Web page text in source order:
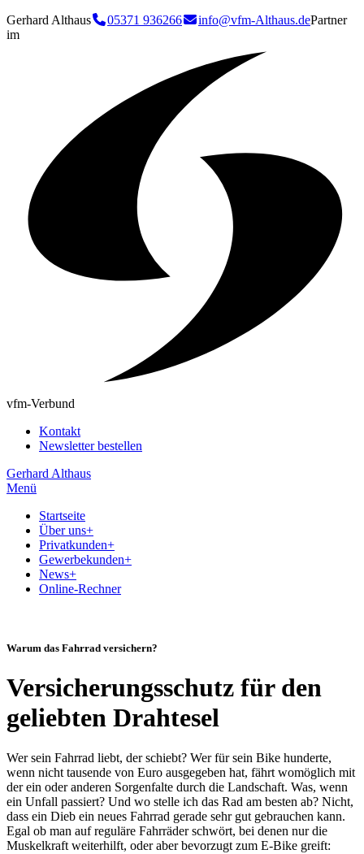
Gerhard Althaus 05371 936266 info@vfm-Althaus.dePartner
im
vfm-Verbund
Kontakt
Newsletter bestellen
Gerhard Althaus
Menü
Startseite
Über uns+
Privatkunden+
Gewerbekunden+
News+
Online-Rechner
Warum das Fahrrad versichern?
Versicherungsschutz für den
geliebten Drahtesel
Wer sein Fahrrad liebt, der schiebt? Wer für sein Bike hunderte,
wenn nicht tausende von Euro ausgegeben hat, fährt womöglich mit
der ein oder anderen Sorgenfalte durch die Landschaft. Was, wenn
ein Unfall passiert? Und wo stelle ich das Rad am besten ab? Nicht,
dass ein Dieb ein neues Fahrrad gerade sehr gut gebrauchen kann.
Egal ob man auf reguläre Fahrräder schwört, bei denen nur die
Muskelkraft weiterhilft, oder aber bevorzugt zum E-Bike greift: